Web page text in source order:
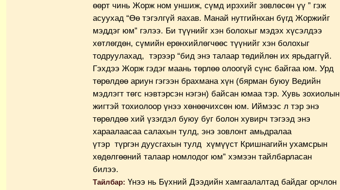
өөрт чинь Жорж ном уншиж, сүмд ирэхийг зөвлөсөн үү ” гэж
асуухад “Өө тэгэлгүй яахав. Манай нутгийнхан бүгд Жоржийг
мэддэг юм” гэлээ. Би түүнийг хэн болохыг мэдэх хүсэлдээ
хөтлөгдөн, сүмийн ерөнхийлөгчөөс түүнийг хэн болохыг
тодруулахад, тэрээр “бид энэ талаар төдийлөн их ярьдаггүй.
Гэхдээ Жорж гэдэг маань төрлөө олоогүй сүнс байгаа юм. Урд
төрөлдөө ариун гэгээн брахмана хүн (бярман буюу Ведийн
мэдлэгт төгс нэвтэрсэн нэгэн) байсан юмаа тэр. Хувь зохиолын
жигтэй тохиолоор үнээ хөнөөчихсөн юм. Иймээс л тэр энэ
төрөлдөө хий үзэгдэл буюу буг болон хувирч тэгээд энэ
хараалаасаа салахын тулд, энэ зовлонт амьдралаа
үтэр түргэн дуусгахын тулд хүмүүст Кришнагийн ухамсрын
хөдөлгөөний талаар номлодог юм” хэмээн тайлбарласан
билээ.
Тайлбар: Үнээ нь Бүхний Дээдийн хамгаалалтад байдаг орчлон